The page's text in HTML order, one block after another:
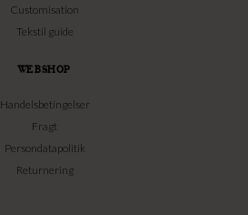
Customisation
Tekstil guide
WEBSHOP
Handelsbetingelser
Fragt
Persondatapolitik
Returnering